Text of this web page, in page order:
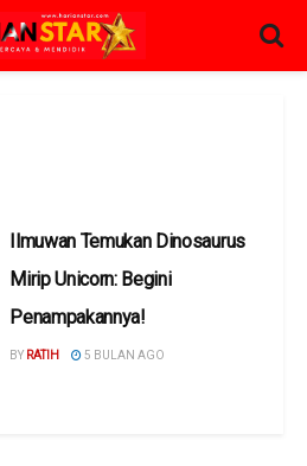
Ilmuwan Temukan Dinosaurus
Mirip Unicorn: Begini
Penampakannya!
BY RATIH 5 BULAN AGO